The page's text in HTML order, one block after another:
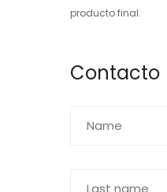
producto final.
Contacto